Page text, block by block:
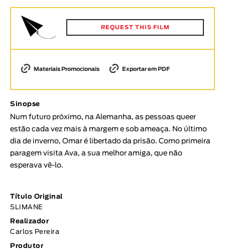
Animar
DURAÇÃO
< / >
GÉNERO
Ficção
Animação
Documentário
TÓPICOS
REQUEST THIS FILM
Materiais Promocionais Exportar em PDF
Sinopse
Num futuro próximo, na Alemanha, as pessoas queer
estão cada vez mais à margem e sob ameaça. No último
dia de inverno, Omar é libertado da prisão. Como primeira
paragem visita Ava, a sua melhor amiga, que não
esperava vê-lo.
Título Original
SLIMANE
Realizador
Carlos Pereira
Produtor